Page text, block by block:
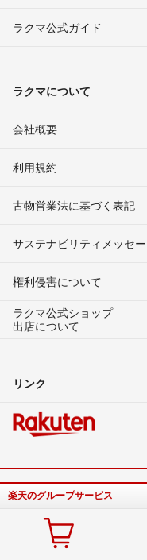
ラクマ公式ガイド
ラクマについて
会社概要
利用規約
古物営業法に基づく表記
サステナビリティメッセ
権利侵害について
ラクマ公式ショップ
出店について
リンク
楽天のグループサービス